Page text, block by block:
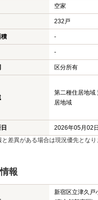
空家
232戸
-
-
区分所有
第二種住居地域
居地域
2026年05月02日
差異がある場合は現況優先となり
報
新宿区立津久戸